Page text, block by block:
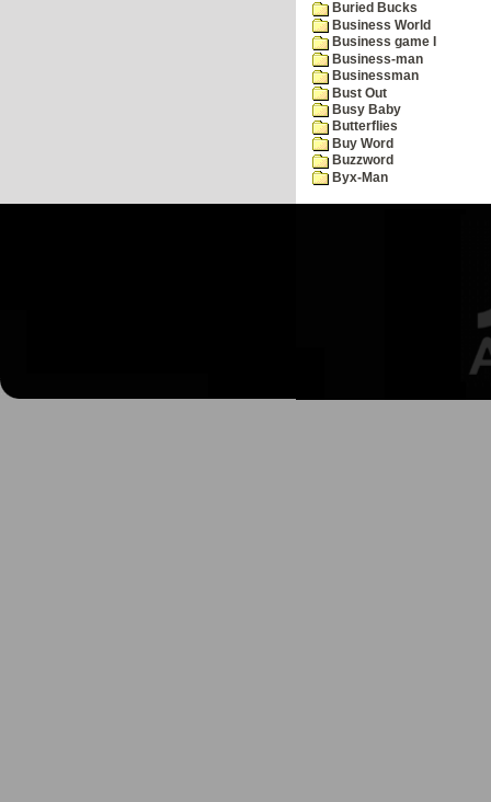
Buried Bucks
Business World
Business game I
Business-man
Businessman
Bust Out
Busy Baby
Butterflies
Buy Word
Buzzword
Byx-Man